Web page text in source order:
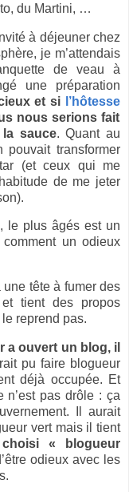
du Martini, …
à déjeuner chez
je m’attendais
de veau à
une préparation
et si
l’hôtesse
nous serions fait
sauce. Quant au
pouvait transformer
(et ceux qui me
de me jeter
le plus âgés est un
comment un odieux
une tête à fumer des
tient des propos
reprend pas.
a ouvert un blog, il
pu faire blogueur
déjà occupée. Et
n’est pas drôle : ça
Il aurait
vert mais il tient
« blogueur
odieux avec les